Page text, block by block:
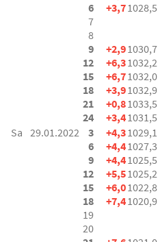
6
7
8
9
12
15
18
21
24
+3,7
+2,9
+6,3
+6,7
+3,9
+0,8
+3,4
1028,5
1030,7
1032,2
1032,0
1032,9
1033,5
1031,5
Sa 29.01.2022
3
6
9
12
15
18
19
20
+4,3
+4,4
+4,4
+5,5
+6,0
+7,4
1029,1
1027,3
1025,5
1025,2
1022,8
1020,9